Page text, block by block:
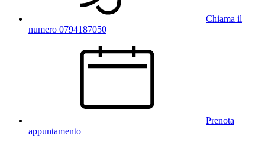
Chiama il
numero 0794187050
Prenota
appuntamento